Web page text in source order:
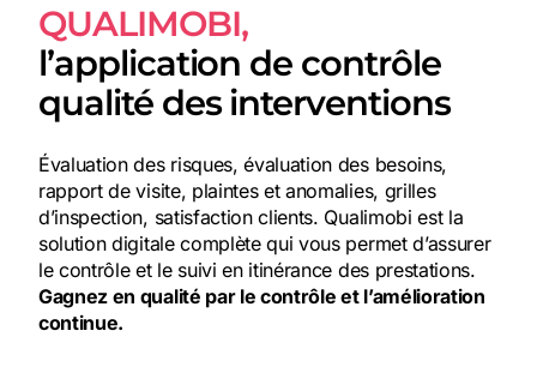
QUALIMOBI,
l’application de contrôle
qualité des interventions
Évaluation des risques, évaluation des besoins,
rapport de visite, plaintes et anomalies, grilles
d’inspection, satisfaction clients. Qualimobi est la
solution digitale complète qui vous permet d’assurer
le contrôle et le suivi en itinérance des prestations.
Gagnez en qualité par le contrôle et l’amélioration
continue.